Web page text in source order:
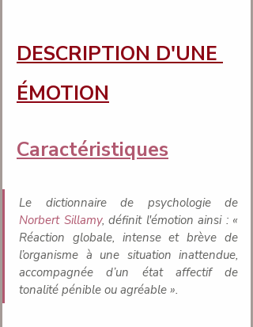
DESCRIPTION D'UNE
ÉMOTION
Caractéristiques
Norbert Sillamy
Réaction globale, intense et brève de
l’organisme à une situation inattendue,
accompagnée d’un état affectif de
tonalité pénible ou agréable ».